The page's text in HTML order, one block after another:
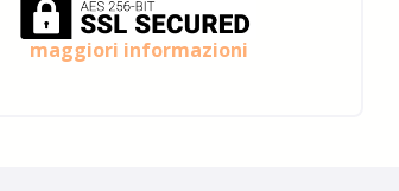
maggiori informazioni